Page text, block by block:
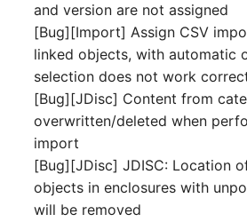
and version are not assigned
[Bug][Import] Assign CSV
linked objects, with automatic
selection does not work
[Bug][JDisc] Content from
overwritten/deleted when
import
[Bug][JDisc] JDISC: Location
objects in enclosures with
will be removed